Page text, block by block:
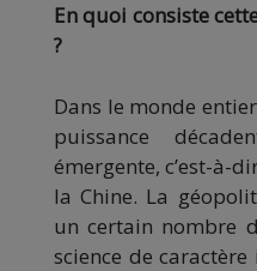
En quoi consiste
?
Dans le monde
puissance
émergente, c’est-à-
la Chine. La
un certain nombre
science de